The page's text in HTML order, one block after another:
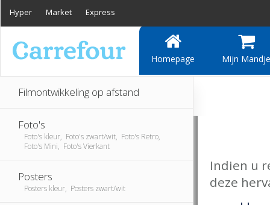
Hyper Market Express
Homepage Mijn Mandje
Filmontwikkeling op afstand
Foto's
Foto's kleur, Foto's zwart/wit, Foto's Retro,
Foto's Mini, Foto's Vierkant
Posters
Posters kleur, Posters zwart/wit
Indien u
deze